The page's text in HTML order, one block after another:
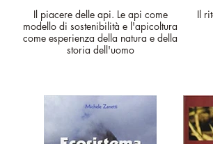
Il piacere delle api. Le api come
modello di sostenibilità e l'apicoltura
come esperienza della natura e della
storia dell'uomo
Il